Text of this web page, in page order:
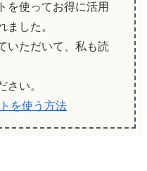
を使ってお得に活用
ました。
いただいて、私も読
さい。
を使う方法